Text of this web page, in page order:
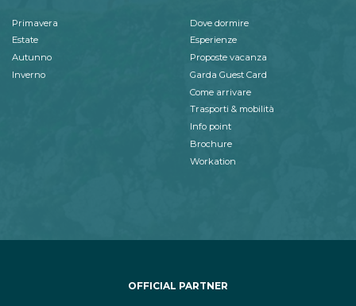
Primavera
Estate
Autunno
Inverno
Dove dormire
Esperienze
Proposte vacanza
Garda Guest Card
Come arrivare
Trasporti & mobilità
Info point
Brochure
Workation
OFFICIAL PARTNER